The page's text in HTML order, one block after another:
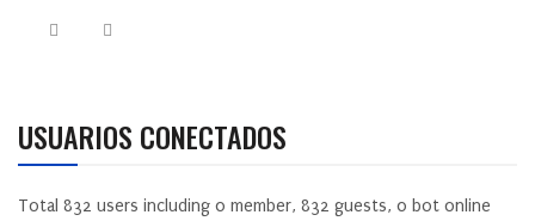
USUARIOS CONECTADOS
Total 832 users including 0 member, 832 guests, 0 bot online